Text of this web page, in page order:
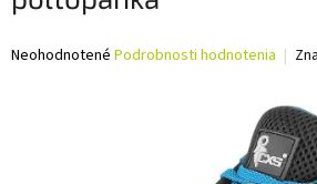
Priemerné
Neohodnotené Podrobnosti hodnotenia